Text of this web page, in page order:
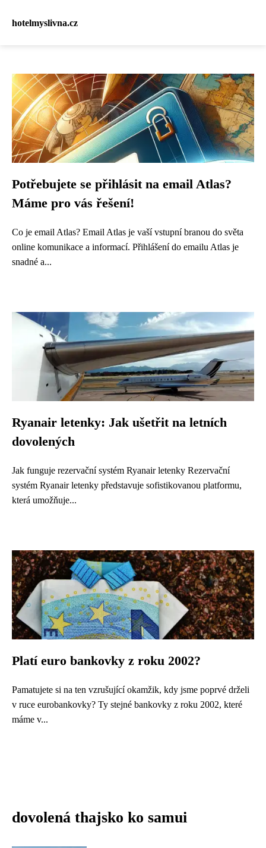
hotelmyslivna.cz
Potřebujete se přihlásit na email Atlas?
Máme pro vás řešení!
Co je email Atlas? Email Atlas je vaší vstupní branou do světa
online komunikace a informací. Přihlášení do emailu Atlas je
snadné a...
Ryanair letenky: Jak ušetřit na letních
dovolených
Jak funguje rezervační systém Ryanair letenky Rezervační
systém Ryanair letenky představuje sofistikovanou platformu,
která umožňuje...
Platí euro bankovky z roku 2002?
Pamatujete si na ten vzrušující okamžik, kdy jsme poprvé drželi
v ruce eurobankovky? Ty stejné bankovky z roku 2002, které
máme v...
dovolená thajsko ko samui